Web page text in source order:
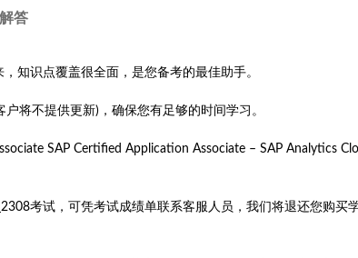
答
知识点覆盖很全面，是您备考的最佳助手。
将不提供更新)，确保您有足够的时间学习。
SAP Certified Application Associate – SAP Analytics
考试，可凭考试成绩单联系客服人员，我们将退还您购买